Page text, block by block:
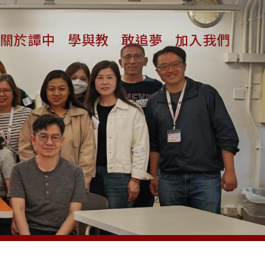
關於譚中 學與教 敢追夢 加入我們